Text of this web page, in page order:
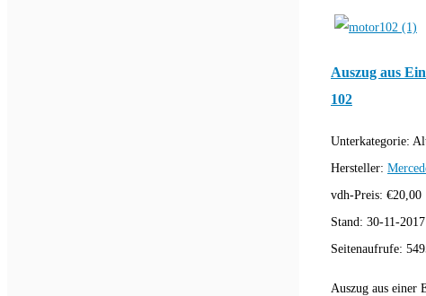
Auszug aus
102
Unterkategorie:
Hersteller:
vdh-Preis: €20,00
Stand: 30-11-2017
Seitenaufrufe:
Auszug aus einer